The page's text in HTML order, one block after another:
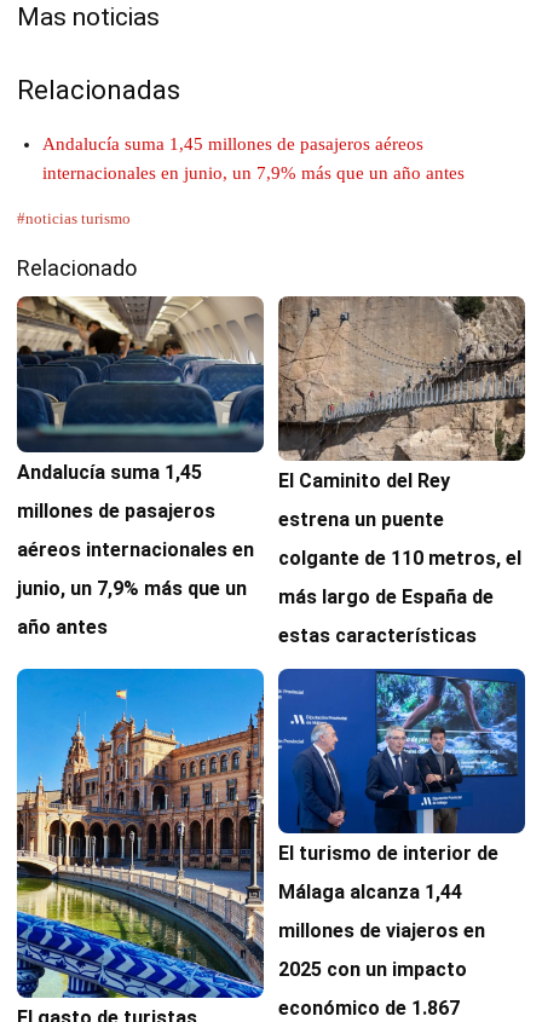
Mas noticias
Relacionadas
Andalucía suma 1,45 millones de pasajeros aéreos
internacionales en junio, un 7,9% más que un año antes
#noticias turismo
Relacionado
Andalucía suma 1,45
millones de pasajeros
aéreos internacionales en
junio, un 7,9% más que un
año antes
El Caminito del Rey
estrena un puente
colgante de 110 metros, el
más largo de España de
estas características
El turismo de interior de
Málaga alcanza 1,44
millones de viajeros en
2025 con un impacto
económico de 1.867